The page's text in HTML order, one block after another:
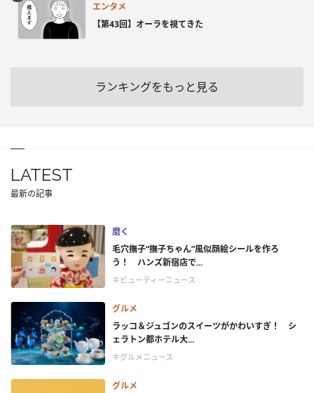
エンタメ
【第43回】オーラを視てきた
ランキングをもっと見る
LATEST
最新の記事
磨く
毛穴撫子“撫子ちゃん”風似顔絵シールを作ろ
う！ ハンズ新宿店で...
＃ビューティーニュース
グルメ
ラッコ＆ジュゴンのスイーツがかわいすぎ！ シ
ェラトン都ホテル大...
＃グルメニュース
グルメ